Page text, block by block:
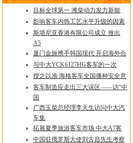
目标全球第一 潍柴动力发力新能
影响客车内饰工艺水平升级的因素
斯堪尼亚香港有限公司成立 推出
A5
厦门金旅携手韩国现代 开启海外合
与中大YCK6127HG客车的一次
授之以渔 海格客车全国播种安全意
客车制造应走出三大误区——访“中
国
广西玉柴总经理李天生访问中大汽
车集
拓展夏季旅游客车市场 中大A7客
中国驻俄罗斯大使刘古昌先生考察